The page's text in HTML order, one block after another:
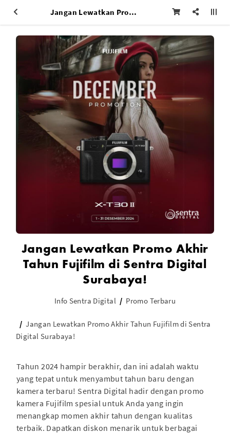
Jangan Lewatkan Promo Akhir Tahun Fujifilm di Sentra Digital Surabaya!
Jangan Lewatkan Promo Akhir
Tahun Fujifilm di Sentra Digital
Surabaya!
Info Sentra Digital Promo Terbaru
Jangan Lewatkan Promo Akhir Tahun Fujifilm di Sentra
Digital Surabaya!
Tahun 2024 hampir berakhir, dan ini adalah waktu
yang tepat untuk menyambut tahun baru dengan
kamera terbaru! Sentra Digital hadir dengan promo
kamera Fujifilm spesial untuk Anda yang ingin
menangkap momen akhir tahun dengan kualitas
terbaik. Dapatkan diskon menarik untuk berbagai